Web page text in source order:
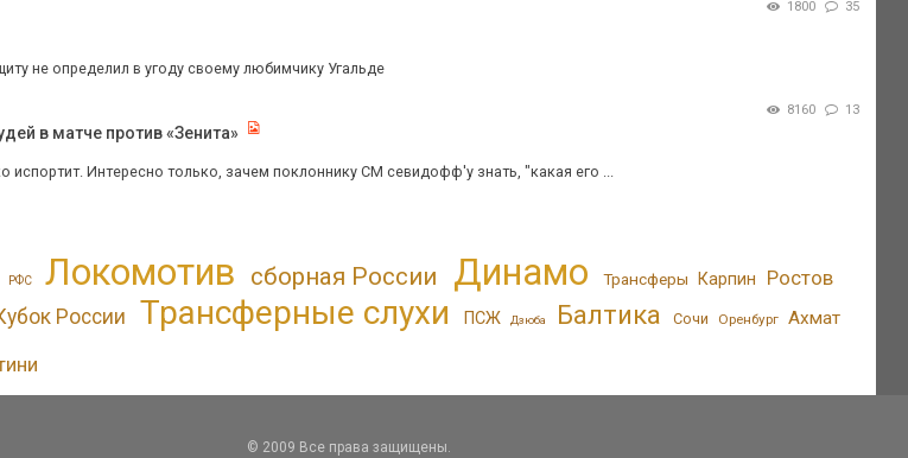
1800 35
не определил в угоду своему любимчику Угальде
8160 13
в матче против «Зенита»
испортит. Интересно только, зачем поклоннику СМ севидофф'у знать, "какая его ...
РФС Локомотив сборная России Динамо Трансферы Карпин Ростов
России Трансферные слухи ПСЖ Дзюба Балтика Сочи Оренбург Ахмат
© 2009 Все права защищены.